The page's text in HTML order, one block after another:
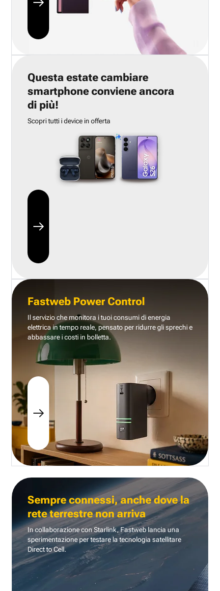
Questa estate cambiare
smartphone conviene ancora
di più!
Scopri tutti i device in offerta
Fastweb Power Control
Il servizio che monitora i tuoi consumi di energia
elettrica in tempo reale, pensato per ridurre gli sprechi e
abbassare i costi in bolletta.
Sempre connessi, anche dove la
rete terrestre non arriva
In collaborazione con Starlink, Fastweb lancia una
sperimentazione per testare la tecnologia satellitare
Direct to Cell.